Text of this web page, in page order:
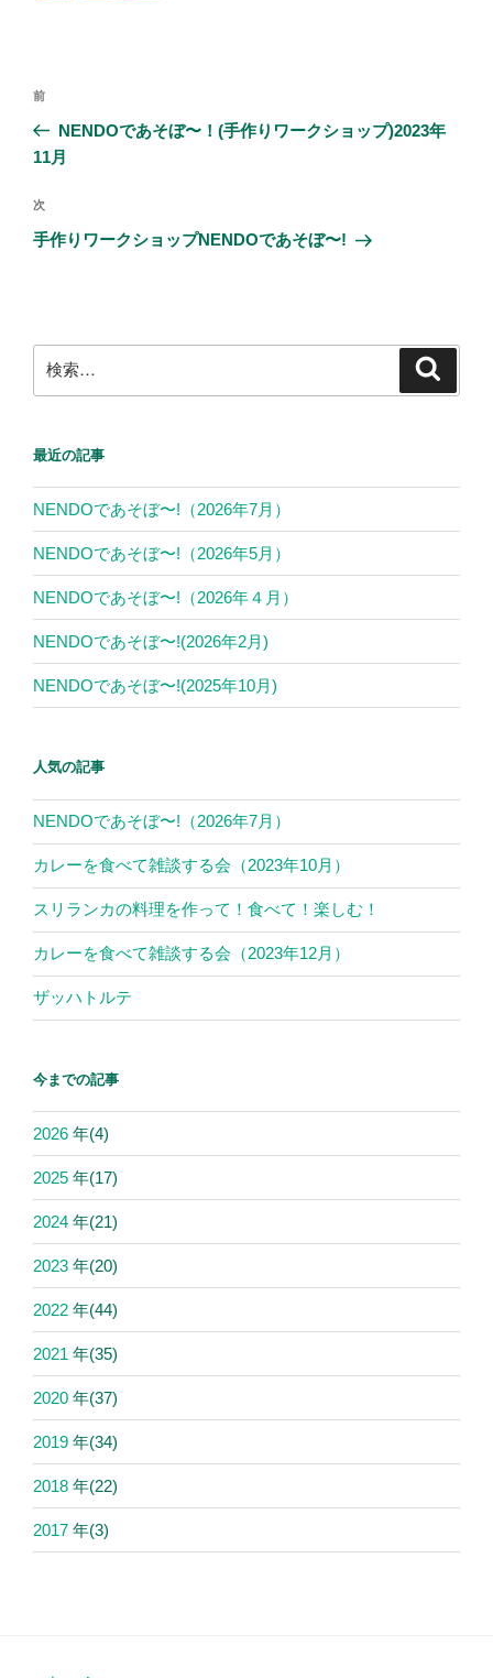
b
k
投
ナ
ゲ
ー
前
の
投
前
NENDOであそぼ〜！(手作りワークショップ)2023年
11月
次
の
次
手作りワークショップNENDOであそぼ〜!
索:
最近の記事
NENDOであそぼ〜!（2026年7月）
NENDOであそぼ〜!（2026年5月）
NENDOであそぼ〜!（2026年４月）
NENDOであそぼ〜!(2026年2月)
NENDOであそぼ〜!(2025年10月)
人気の記事
NENDOであそぼ〜!（2026年7月）
カレーを食べて雑談する会（2023年10月）
スリランカの料理を作って！食べて！楽しむ！
カレーを食べて雑談する会（2023年12月）
ザッハトルテ
今までの記事
2026 年(4)
2025 年(17)
2024 年(21)
2023 年(20)
2022 年(44)
2021 年(35)
2020 年(37)
2019 年(34)
2018 年(22)
2017 年(3)